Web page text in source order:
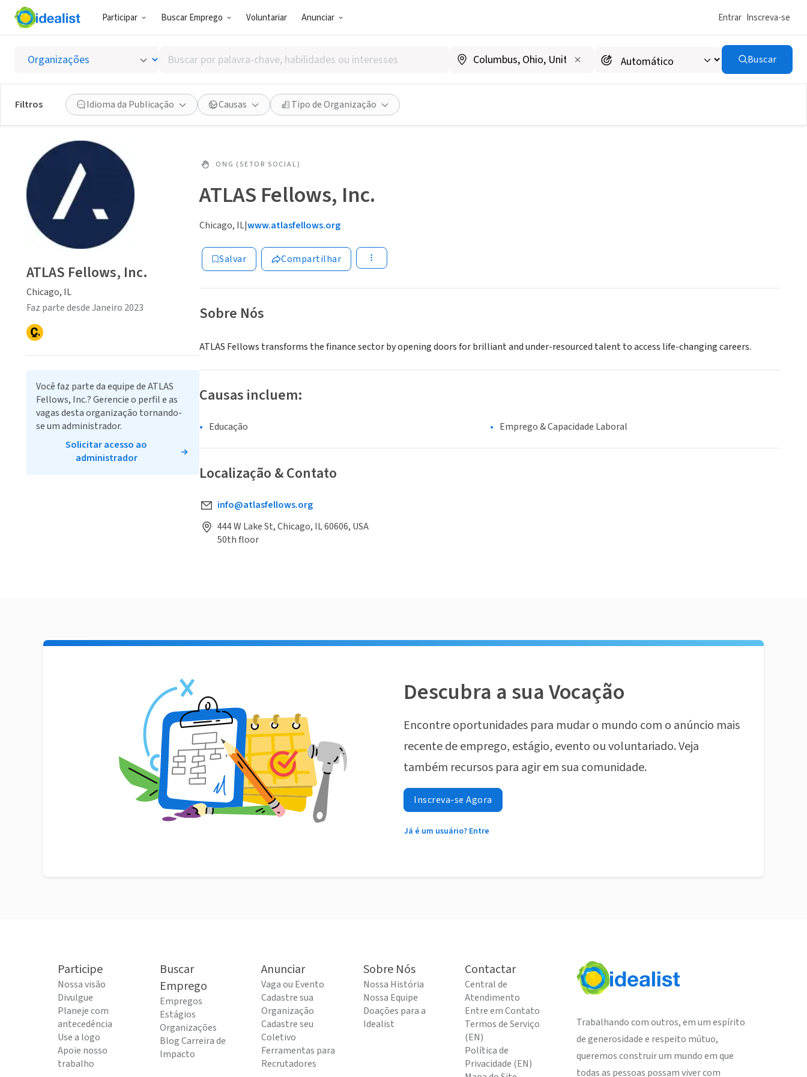
Participar Buscar Emprego Voluntariar Anunciar Entrar Inscreva-se
Buscar
por
palavra-
chave,
habilidades
ou
Buscar
Filtros Idioma da Publicação Causas Tipo de Organização
ONG (SETOR SOCIAL)
ATLAS Fellows, Inc.
Chicago, IL|www.atlasfellows.org
Salvar Compartilhar
Sobre Nós
ATLAS Fellows transforms the finance sector by opening doors for brilliant and under-resourced talent to access life-changing careers.
Causas incluem:
Educação Emprego & Capacidade Laboral
Localização & Contato
info@atlasfellows.org
444 W Lake St, Chicago, IL 60606, USA
50th floor
ATLAS Fellows, Inc.
Chicago, IL
Faz parte desde Janeiro 2023
Você faz parte da equipe de ATLAS
Fellows, Inc.? Gerencie o perfil e as
vagas desta organização tornando-
se um administrador.
Solicitar acesso ao
administrador
Descubra a sua Vocação
Encontre oportunidades para mudar o mundo com o anúncio mais
recente de emprego, estágio, evento ou voluntariado. Veja
também recursos para agir em sua comunidade.
Inscreva-se Agora
Já é um usuário? Entre
Participe
Nossa visão
Divulgue
Planeje com
antecedência
Use a logo
Apoie nosso
trabalho
Buscar
Emprego
Empregos
Estágios
Organizações
Blog Carreira de
Impacto
Anunciar
Vaga ou Evento
Cadastre sua
Organização
Cadastre seu
Coletivo
Ferramentas para
Recrutadores
Sobre Nós
Nossa História
Nossa Equipe
Doações para a
Idealist
Contactar
Central de
Atendimento
Entre em Contato
Termos de Serviço
(EN)
Política de
Privacidade (EN)
Trabalhando com outros, em um espírito
de generosidade e respeito mútuo,
queremos construir um mundo em que
todas as pessoas possam viver com